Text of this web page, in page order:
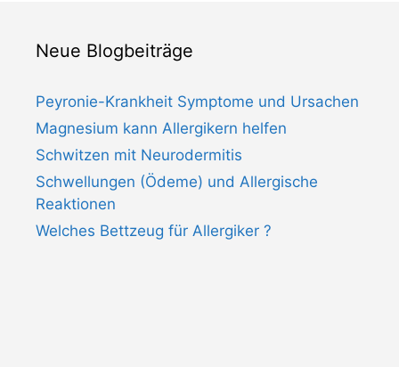
Neue Blogbeiträge
Peyronie-Krankheit Symptome und Ursachen
Magnesium kann Allergikern helfen
Schwitzen mit Neurodermitis
Schwellungen (Ödeme) und Allergische
Reaktionen
Welches Bettzeug für Allergiker ?